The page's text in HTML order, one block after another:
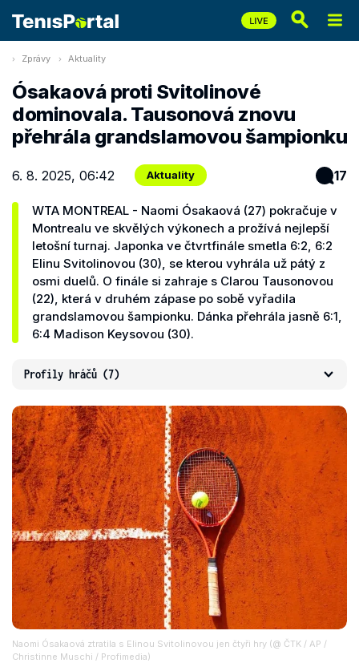
Zprávy Aktuality
Ósakaová proti Svitolinové
dominovala. Tausonová znovu
přehrála grandslamovou šampionku
6. 8. 2025, 06:42 Aktuality 17
WTA MONTREAL - Naomi Ósakaová (27) pokračuje v
Montrealu ve skvělých výkonech a prožívá nejlepší
letošní turnaj. Japonka ve čtvrtfinále smetla 6:2, 6:2
Elinu Svitolinovou (30), se kterou vyhrála už pátý z
osmi duelů. O finále si zahraje s Clarou Tausonovou
(22), která v druhém zápase po sobě vyřadila
grandslamovou šampionku. Dánka přehrála jasně 6:1,
6:4 Madison Keysovou (30).
Profily hráčů (7)
Naomi Ósakaová ztratila s Elinou Svitolinovou jen čtyři hry (@ ČTK / AP /
Christinne Muschi / Profimedia)